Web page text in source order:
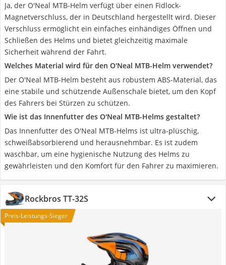
Ja, der O'Neal MTB-Helm verfügt über einen Fidlock-
Magnetverschluss, der in Deutschland hergestellt wird. Dieser
Verschluss ermöglicht ein einfaches einhändiges Öffnen und
Schließen des Helms und bietet gleichzeitig maximale
Sicherheit während der Fahrt.
Welches Material wird für den O'Neal MTB-Helm verwendet?
Der O'Neal MTB-Helm besteht aus robustem ABS-Material, das
eine stabile und schützende Außenschale bietet, um den Kopf
des Fahrers bei Stürzen zu schützen.
Wie ist das Innenfutter des O'Neal MTB-Helms gestaltet?
Das Innenfutter des O'Neal MTB-Helms ist ultra-plüschig,
schweißabsorbierend und herausnehmbar. Es ist zudem
waschbar, um eine hygienische Nutzung des Helms zu
gewährleisten und den Komfort für den Fahrer zu maximieren.
Rockbros TT-32S
Preis-Leistungs-Sieger